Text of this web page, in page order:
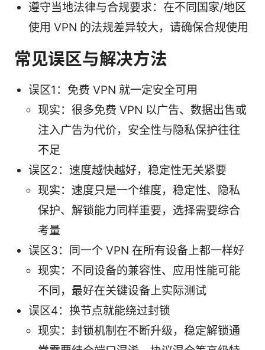
遵守当地法律与合规要求：在不同国家/地区
使用 VPN 的法规差异较大，请确保合规使用
常见误区与解决方法
误区1：免费 VPN 就一定安全可用
现实：很多免费 VPN 以广告、数据出售或
注入广告为代价，安全性与隐私保护往往
不足
误区2：速度越快越好，稳定性无关紧要
现实：速度只是一个维度，稳定性、隐私
保护、解锁能力同样重要，选择需要综合
考量
误区3：同一个 VPN 在所有设备上都一样好
现实：不同设备的兼容性、应用性能可能
不同，最好在关键设备上实际测试
误区4：换节点就能绕过封锁
现实：封锁机制在不断升级，稳定解锁通